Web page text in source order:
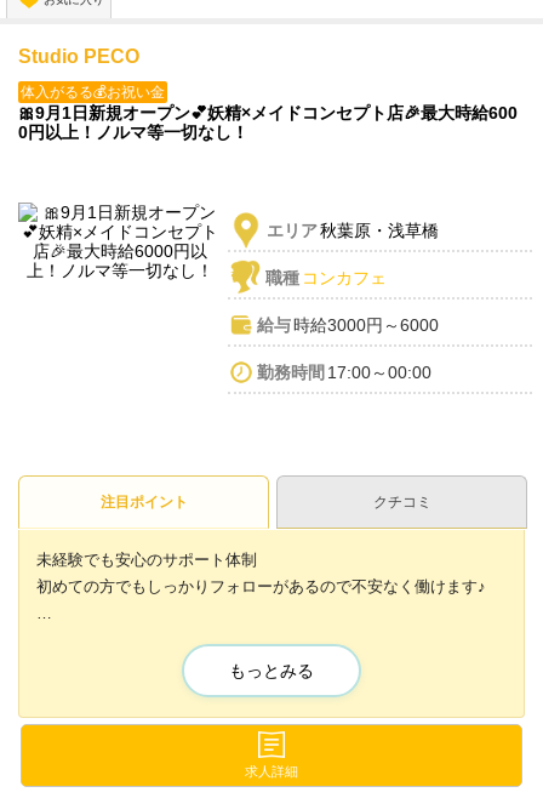
Studio PECO
体入がるる💰お祝い金
🎀9月1日新規オープン💕妖精×メイドコンセプト店🎉最大時給600
0円以上！ノルマ等一切なし！
エリア秋葉原・浅草橋
職種 コンカフェ
給与時給3000円～6000
勤務時間17:00～00:00
注目ポイント クチコミ
未経験でも安心のサポート体制
初めての方でもしっかりフォローがあるので不安なく働けます♪
完全自由シフトでプライベート優先❗
学業や本業との両立もでき、自分のペースで勤務可能です！
時給は3,000円〜6,000円❣
経験の方でも待遇は同じ！やりがいをもって稼げるような給与体
もっとみる
求人詳細